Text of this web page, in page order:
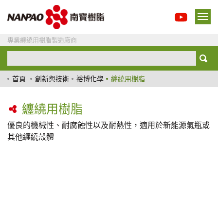
專業纏繞用樹脂製造廠商
首頁 創新與技術 裕博化學 纏繞用樹脂
纏繞用樹脂
優良的機械性、耐腐蝕性以及耐熱性，適用於新能源氣瓶或
其他纏繞殼體